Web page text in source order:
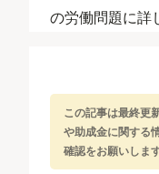
の労働問題に詳
この記事は最終更
や助成金に関する
確認をお願いします